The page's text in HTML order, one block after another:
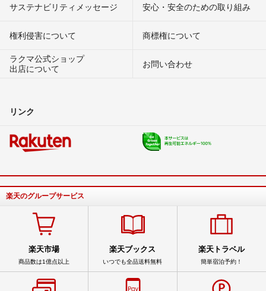
サステナビリティメッセージ 安心・安全のための取り組み
権利侵害について
商標権について
ラクマ公式ショップ
出店について
お問い合わせ
リンク
楽天のグループサービス
楽天市場
商品数は1億点以上
楽天ブックス
いつでも全品送料無料
楽天トラベル
簡単宿泊予約！